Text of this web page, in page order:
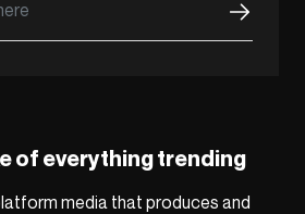
of everything trending
media that produces and